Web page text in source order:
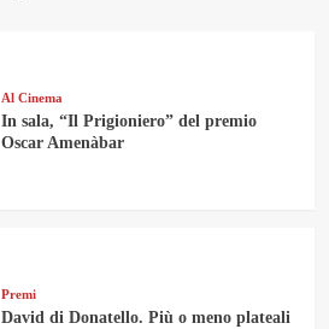
Al Cinema
In sala, “Il Prigioniero” del premio
Oscar Amenàbar
Premi
David di Donatello. Più o meno plateali